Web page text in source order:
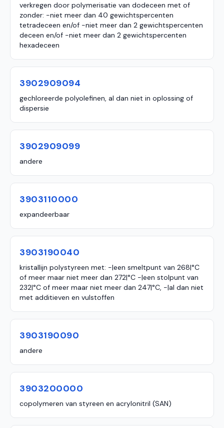
verkregen door polymerisatie van dodeceen met of
zonder: -niet meer dan 40 gewichtspercenten
tetradeceen en/of -niet meer dan 2 gewichtspercenten
deceen en/of -niet meer dan 2 gewichtspercenten
hexadeceen
3902909094
gechloreerde polyolefinen, al dan niet in oplossing of
dispersie
3902909099
andere
3903110000
expandeerbaar
3903190040
kristallijn polystyreen met: -|een smeltpunt van 268|°C
of meer maar niet meer dan 272|°C -|een stolpunt van
232|°C of meer maar niet meer dan 247|°C, -|al dan niet
met additieven en vulstoffen
3903190090
andere
3903200000
copolymeren van styreen en acrylonitril (SAN)